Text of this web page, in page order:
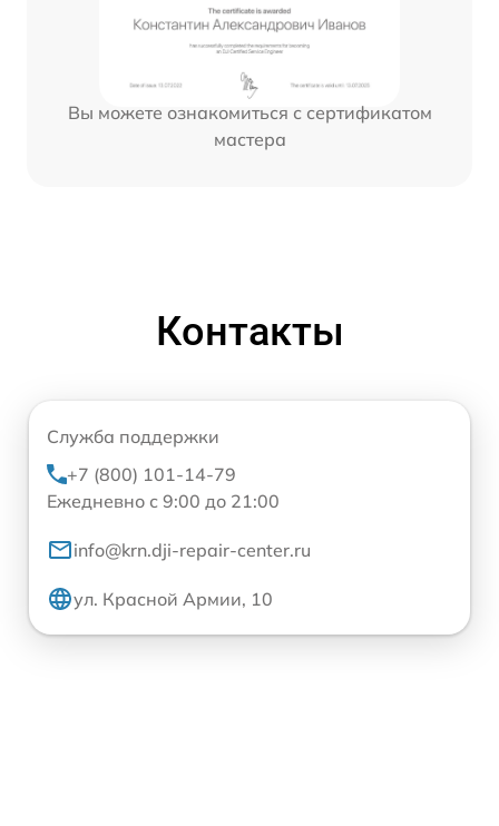
Вы можете ознакомиться с сертификатом
мастера
Контакты
Служба поддержки
+7 (800) 101-14-79
Ежедневно с 9:00 до 21:00
info@krn.dji-repair-center.ru
ул. Красной Армии, 10